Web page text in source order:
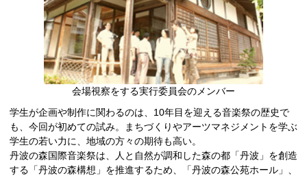
会場視察をする実行委員会のメンバー
学生が企画や制作に関わるのは、10年目を迎える音楽祭の歴史で
も、今回が初めての試み。まちづくりやアーツマネジメントを学ぶ
学生の若い力に、地域の方々の期待も高い。
丹波の森国際音楽祭は、人と自然が調和した森の都「丹波」を創造
する「丹波の森構想」を推進するため、「丹波の森公苑ホール」、